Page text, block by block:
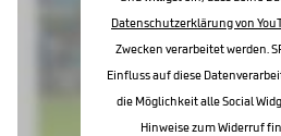
Datenschutzerklärung von
Zwecken verarbeitet werden.
Einfluss auf diese
die Möglichkeit alle Social
Hinweise zum Widerruf